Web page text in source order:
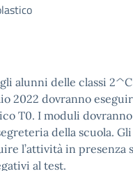
alunni delle classi
2022 dovranno
T0. I moduli dovranno
della scuola.
l’attività in presenza
al test.